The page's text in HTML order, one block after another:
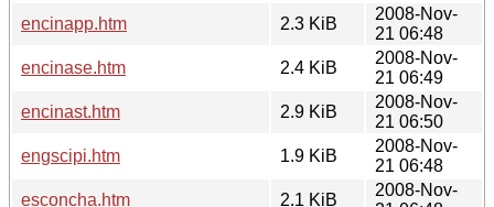
encinapp.htm
2.3 KiB
2008-Nov-
21 06:48
encinase.htm
2.4 KiB
2008-Nov-
21 06:49
encinast.htm
2.9 KiB
2008-Nov-
21 06:50
engscipi.htm
1.9 KiB
2008-Nov-
21 06:48
esconcha.htm
2.1 KiB
2008-Nov-